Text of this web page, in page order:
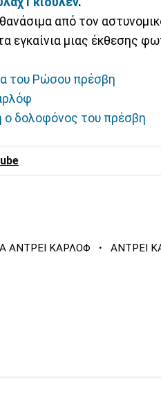
από τον
εγκαίνια μιας έκθεσης
του Ρώσου πρέσβη
ο δολοφόνος του πρέσβη
ΑΝΤΡΕΙ ΚΑΡΛΟΦ · ΑΝΤΡΕΙ